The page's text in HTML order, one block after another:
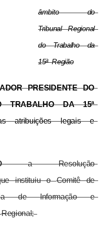
âmbito do
Tribunal Regional
do Trabalho da
15ª Região
PRESIDENTE DO
TRABALHO DA 15ª
legais e
a Resolução
instituiu o
Comitê de
de Informação e
Regional;